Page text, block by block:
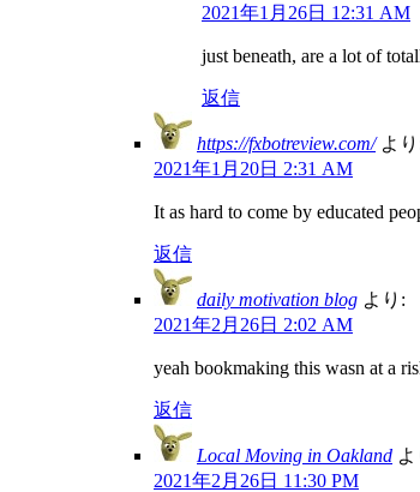
2021年1月26日 12:31 AM
just beneath, are a lot of
返信
https://fxbotreview.com/ よ
2021年1月20日 2:31 AM
It as hard to come by educated
返信
daily motivation blog より:
2021年2月26日 2:02 AM
yeah bookmaking this wasn at a
返信
Local Moving in Oakland
2021年2月26日 11:30 PM